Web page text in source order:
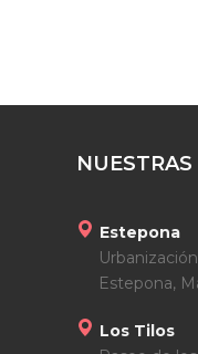
Estepona
Estepona,
Los Tilos